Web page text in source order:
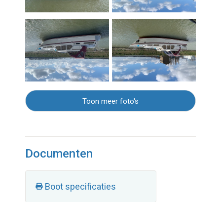
Toon meer foto's
Documenten
Boot specificaties